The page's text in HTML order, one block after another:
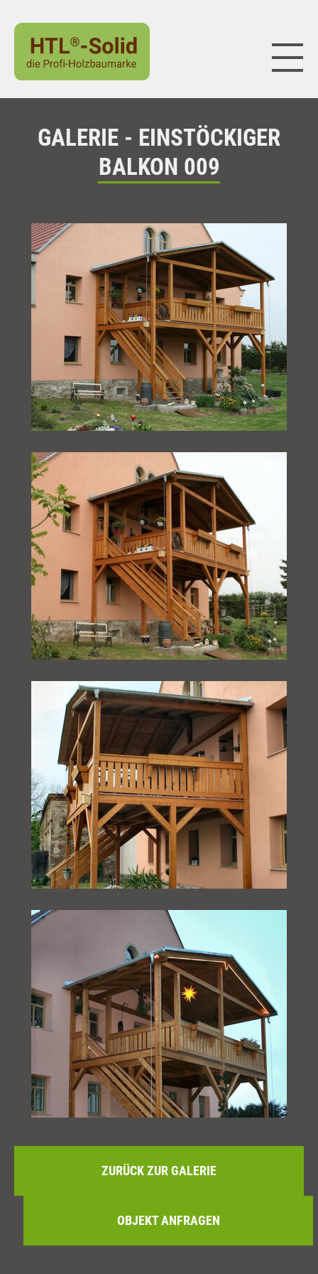
GALERIE - EINSTÖCKIGER
BALKON 009
ZURÜCK ZUR GALERIE
OBJEKT ANFRAGEN